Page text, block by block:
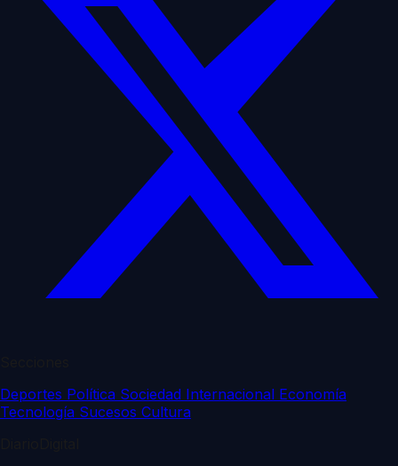
Deportes Política Sociedad Internacional Economía
Tecnología Sucesos Cultura